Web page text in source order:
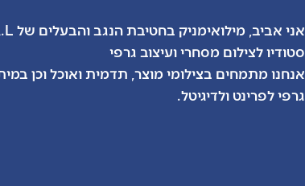
סטודיו לצילום מסחרי ועיצוב גרפי
אנחנו מתמחים בצילומי מוצר, תדמית ואוכל וכן
גרפי לפרינט ולדיגיטל.